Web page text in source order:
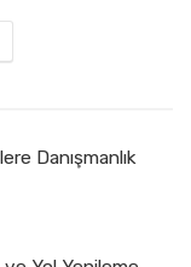
Danışmanlık